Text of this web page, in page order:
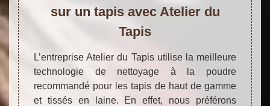
sur un tapis avec Atelier du
Tapis
L’entreprise Atelier du Tapis utilise la meilleure
technologie de nettoyage à la poudre
recommandé pour les tapis de haut de gamme
et tissés en laine. En effet, nous préférons